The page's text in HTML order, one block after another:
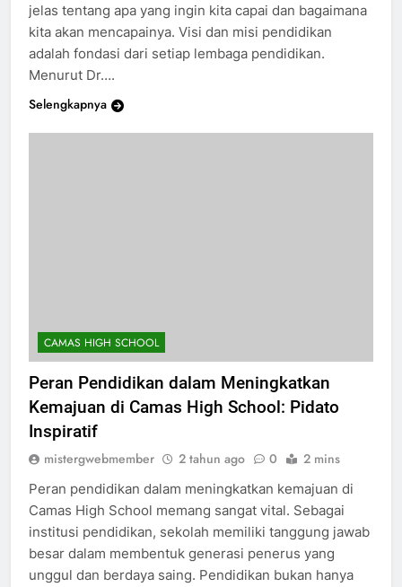
jelas tentang apa yang ingin kita capai dan bagaimana
kita akan mencapainya. Visi dan misi pendidikan
adalah fondasi dari setiap lembaga pendidikan.
Menurut Dr….
Selengkapnya
CAMAS HIGH SCHOOL
Peran Pendidikan dalam Meningkatkan
Kemajuan di Camas High School: Pidato
Inspiratif
mistergwebmember 2 tahun ago 0 2 mins
Peran pendidikan dalam meningkatkan kemajuan di
Camas High School memang sangat vital. Sebagai
institusi pendidikan, sekolah memiliki tanggung jawab
besar dalam membentuk generasi penerus yang
unggul dan berdaya saing. Pendidikan bukan hanya